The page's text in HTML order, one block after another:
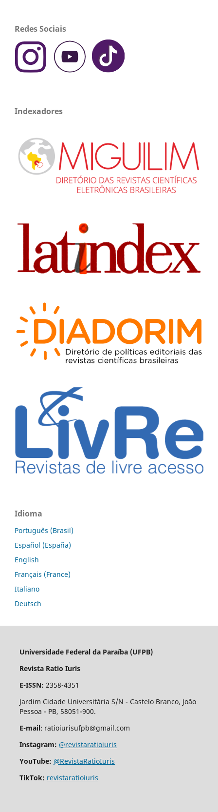
Redes Sociais
Indexadores
Idioma
Português (Brasil)
Español (España)
English
Français (France)
Italiano
Deutsch
Universidade Federal da Paraíba (UFPB)
Revista Ratio Iuris
E-ISSN: 2358-4351
Jardim Cidade Universitária S/N - Castelo Branco, João
Pessoa - PB, 58051-900.
E-mail: ratioiurisufpb@gmail.com
Instagram: @revistaratioiuris
YouTube: @RevistaRatioIuris
TikTok: revistaratioiuris